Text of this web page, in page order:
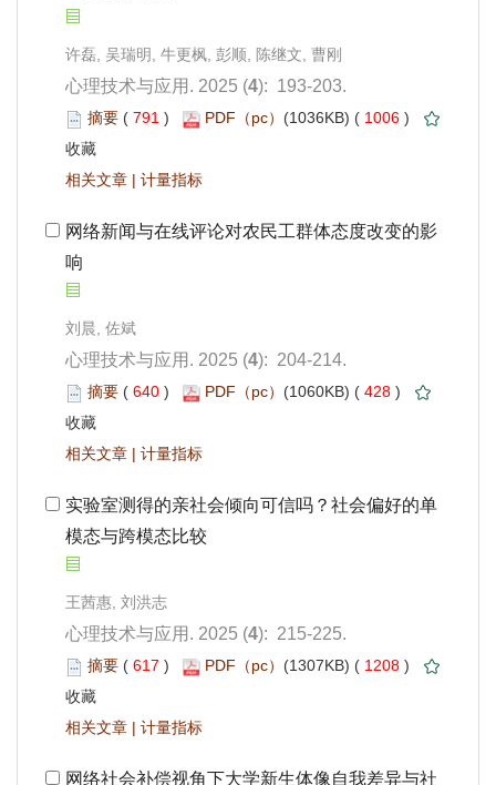
): 193-203.
791 ) 1006 )
|
响
): 204-214.
640 ) 428 )
|
模态与跨模态比较
): 215-225.
617 ) 1208 )
|